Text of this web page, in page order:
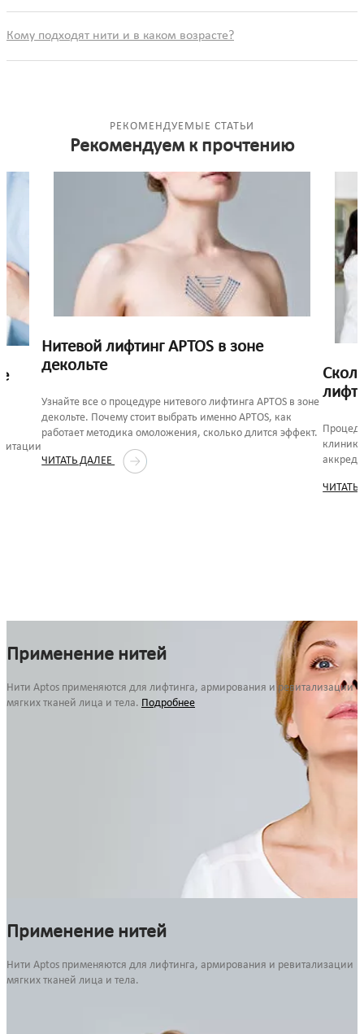
Кому подходят нити и в каком возрасте?
РЕКОМЕНДУЕМЫЕ СТАТЬИ
Рекомендуем к прочтению
Нитевой лифтинг APTOS в зоне
декольте
Узнайте все о процедуре нитевого лифтинга APTOS в зоне
декольте. Почему стоит выбрать именно APTOS, как
работает методика омоложения, сколько длится эффект.
ЧИТАТЬ ДАЛЕЕ
ЧИТАТЬ
Применение нитей
Нити Aptos применяются для лифтинга, армирования и ревитализации
мягких тканей лица и тела. Подробнее
Применение нитей
Нити Aptos применяются для лифтинга, армирования и ревитализации
мягких тканей лица и тела.